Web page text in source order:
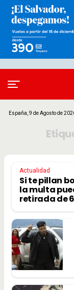
España, 9 de Agosto de
Actualidad
Si te pillan
la multa
retirada de